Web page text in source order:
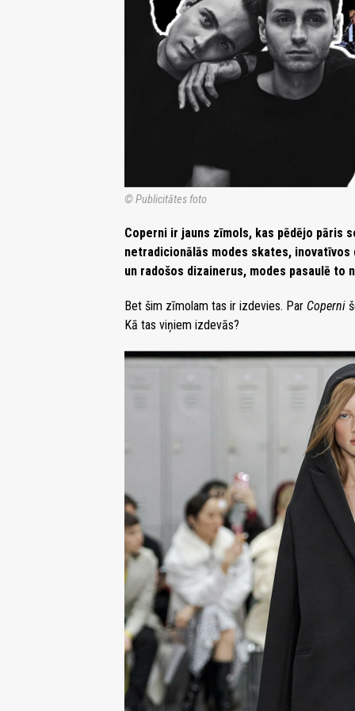
© Publicitātes foto
Coperni ir jauns zīmols, kas pēdējo pāris
netradicionālās modes skates,
un radošos dizainerus, modes pasaulē to
Bet šim zīmolam tas ir izdevies. Par Coperni
Kā tas viņiem izdevās?